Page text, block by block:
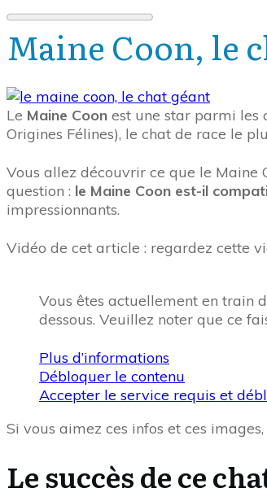
Maine Coon, le
Le Maine Coon est une star parmi les
Origines Félines), le chat de race le
Vous allez découvrir ce que le Maine
question : le Maine Coon est-il
impressionnants.
Vidéo de cet article : regardez cette
Vous êtes actuellement en train
dessous. Veuillez noter que ce
Plus d’informations
Débloquer le contenu
Accepter le service requis et
Si vous aimez ces infos et ces images,
Le succès de ce